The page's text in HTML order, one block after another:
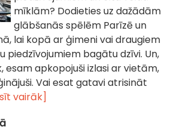
mīklām? Dodieties uz dažādām
glābšanās spēlēm Parīzē un
lai kopā ar ģimeni vai draugiem
piedzīvojumiem bagātu dzīvi. Un,
apkopojuši izlasi ar vietām,
Vai esat gatavi atrisināt
vairāk]